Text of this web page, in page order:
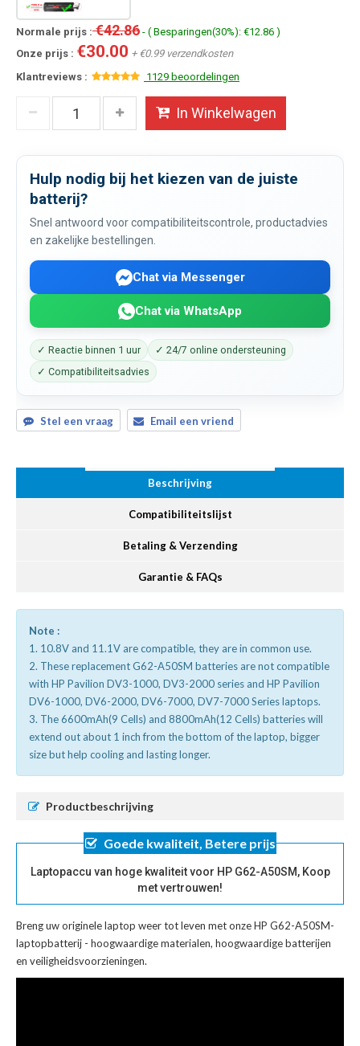
Normale prijs :€42.86 - ( Besparingen(30%): €12.86 )
Onze prijs : €30.00 + €0.99 verzendkosten
Klantreviews :
1129 beoordelingen
In Winkelwagen
Hulp nodig bij het kiezen van de juiste
batterij?
Snel antwoord voor compatibiliteitscontrole, productadvies
en zakelijke bestellingen.
Chat via Messenger
Chat via WhatsApp
✓ Reactie binnen 1 uur
✓ 24/7 online ondersteuning
✓ Compatibiliteitsadvies
Stel een vraag Email een vriend
Beschrijving
Compatibiliteitslijst
Betaling & Verzending
Garantie & FAQs
Note :
1. 10.8V and 11.1V are compatible, they are in common use.
2. These replacement G62-A50SM batteries are not compatible
with HP Pavilion DV3-1000, DV3-2000 series and HP Pavilion
DV6-1000, DV6-2000, DV6-7000, DV7-7000 Series laptops.
3. The 6600mAh(9 Cells) and 8800mAh(12 Cells) batteries will
extend out about 1 inch from the bottom of the laptop, bigger
size but help cooling and lasting longer.
Productbeschrijving
Goede kwaliteit, Betere prijs
Laptopaccu van hoge kwaliteit voor HP G62-A50SM, Koop
met vertrouwen!
Breng uw originele laptop weer tot leven met onzeHP G62-A50SM-
laptopbatterij - hoogwaardige materialen, hoogwaardige batterijen
en veiligheidsvoorzieningen.